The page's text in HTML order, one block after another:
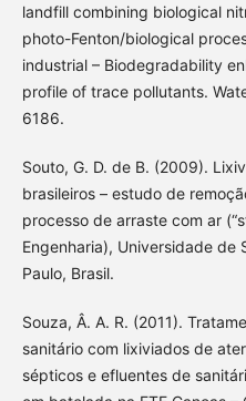
landfill combining biological
photo-Fenton/biological
industrial – Biodegradability
profile of trace pollutants.
6186.
Souto, G. D. de B. (2009).
brasileiros – estudo de
processo de arraste com ar
Engenharia), Universidade de
Paulo, Brasil.
Souza, Â. A. R. (2011).
sanitário com lixiviados de
sépticos e efluentes de